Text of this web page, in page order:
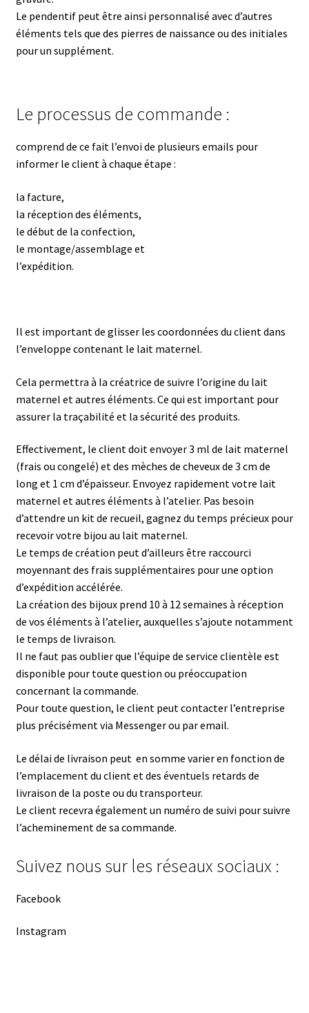
Le pendentif peut être ainsi personnalisé avec d’autres
éléments tels que des pierres de naissance ou des initiales
pour un supplément.
Le processus de commande :
comprend de ce fait l’envoi de plusieurs emails pour
informer le client à chaque étape :
la facture,
la réception des éléments,
le début de la confection,
le montage/assemblage et
l’expédition.
Il est important de glisser les coordonnées du client dans
l’enveloppe contenant le lait maternel.
Cela permettra à la créatrice de suivre l’origine du lait
maternel et autres éléments. Ce qui est important pour
assurer la traçabilité et la sécurité des produits.
Effectivement, le client doit envoyer 3 ml de lait maternel
(frais ou congelé) et des mèches de cheveux de 3 cm de
long et 1 cm d’épaisseur. Envoyez rapidement votre lait
maternel et autres éléments à l’atelier. Pas besoin
d’attendre un kit de recueil, gagnez du temps précieux pour
recevoir votre bijou au lait maternel.
Le temps de création peut d’ailleurs être raccourci
moyennant des frais supplémentaires pour une option
d’expédition accélérée.
La création des bijoux prend 10 à 12 semaines à réception
de vos éléments à l’atelier, auxquelles s’ajoute notamment
le temps de livraison.
Il ne faut pas oublier que l’équipe de service clientèle est
disponible pour toute question ou préoccupation
concernant la commande.
Pour toute question, le client peut contacter l’entreprise
plus précisément via Messenger ou par email.
Le délai de livraison peut en somme varier en fonction de
l’emplacement du client et des éventuels retards de
livraison de la poste ou du transporteur.
Le client recevra également un numéro de suivi pour suivre
l’acheminement de sa commande.
Suivez nous sur les réseaux sociaux :
Facebook
Instagram